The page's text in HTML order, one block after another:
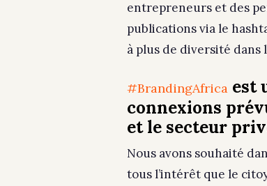
entrepreneurs et des
publications via le
à plus de diversité dans
#BrandingAfrica est
connexions
et le secteur
Nous avons souhaité
tous l’intérêt que le